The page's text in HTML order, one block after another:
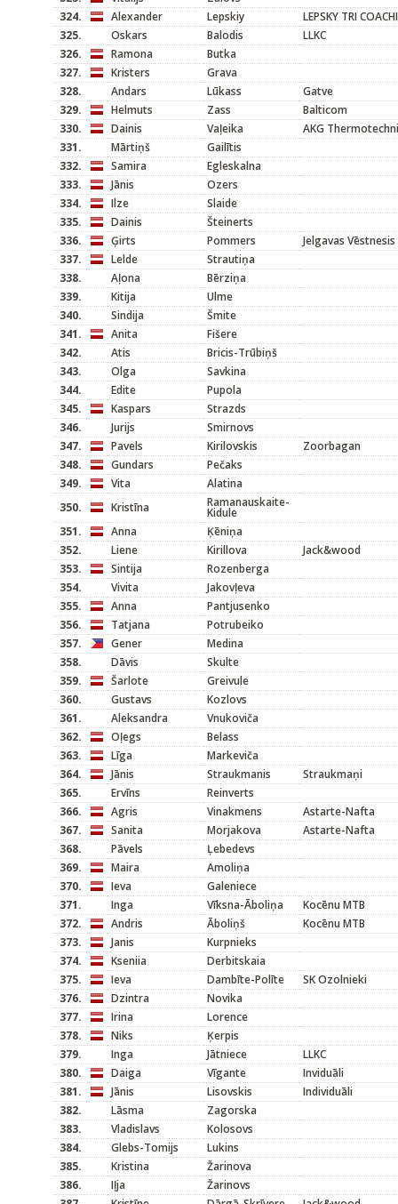
324.
Alexander Lepskiy
LEPSKY TRI
325.
Oskars Balodis
LLKC
326.
Ramona
Butka
327.
Kristers
Grava
328.
Andars Lūkass
Gatve
329.
Helmuts Zass
Balticom
330.
Dainis Vaļeika
AKG
331.
Mārtiņš
Gailītis
332.
Samira
Egleskalna
333.
Jānis
Ozers
334.
Ilze
Slaide
335.
Dainis
Šteinerts
336.
Ģirts Pommers
Jelgavas Vēstnesis
337.
Lelde
Strautiņa
338.
Aļona
Bērziņa
339.
Kitija
Ulme
340.
Sindija
Šmite
341.
Anita
Fišere
342.
Atis
Bricis-Trūbiņš
343.
Olga
Savkina
344.
Edite
Pupola
345.
Kaspars
Strazds
346.
Jurijs
Smirnovs
347.
Pavels Kirilovskis
Zoorbagan
348.
Gundars
Pečaks
349.
Vita
Alatina
350.
Kristīna Ramanauskaite-
Kidule
351.
Anna
Ķēniņa
352.
Liene Kirillova
Jack&wood
353.
Sintija
Rozenberga
354.
Vivita
Jakovļeva
355.
Anna
Pantjusenko
356.
Tatjana
Potrubeiko
357.
Gener
Medina
358.
Dāvis
Skulte
359.
Šarlote
Greivule
360.
Gustavs
Kozlovs
361.
Aleksandra
Vnukoviča
362.
Oļegs
Belass
363.
Līga
Markeviča
364.
Jānis Straukmanis
Straukmaņi
365.
Ervīns
Reinverts
366.
Agris Vinakmens
Astarte-Nafta
367.
Sanita Morjakova
Astarte-Nafta
368.
Pāvels
Ļebedevs
369.
Maira
Amoliņa
370.
Ieva
Galeniece
371.
Inga Vīksna-Āboliņa
Kocēnu MTB
372.
Andris Āboliņš
Kocēnu MTB
373.
Janis
Kurpnieks
374.
Kseniia
Derbitskaia
375.
Ieva Dambīte-Polīte
SK Ozolnieki
376.
Dzintra
Novika
377.
Irina
Lorence
378.
Niks
Ķerpis
379.
Inga Jātniece
LLKC
380.
Daiga Vīgante
Inviduāli
381.
Jānis Lisovskis
Individuāli
382.
Lāsma
Zagorska
383.
Vladislavs
Kolosovs
384.
Glebs-Tomijs
Lukins
385.
Kristina
Žarinova
386.
Iļja
Žarinovs